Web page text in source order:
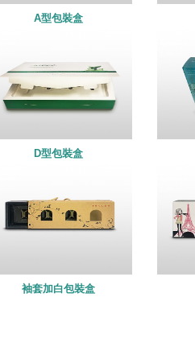
A型包裝盒
D型包裝盒
袖套加白包裝盒